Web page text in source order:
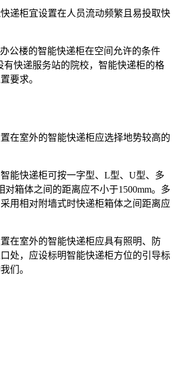
递柜宜设置在人员流动频繁且易投取快
公楼的智能快递柜在空间允许的条件
有快递服务站的院校，智能快递柜的格
要求。
在室外的智能快递柜应选择地势较高的
能快递柜可按一字型、 L型、 U型、多
对箱体之间的距离应不小于1500mm。多
用相对附墙式时快递柜箱体之间距离应
在室外的智能快递柜应具有照明、防
处，应设标明智能快递柜方位的引导标
们。